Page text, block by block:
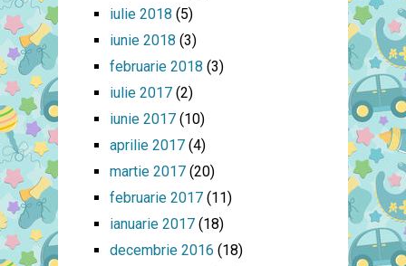
iulie 2018 (5)
iunie 2018 (3)
februarie 2018 (3)
iulie 2017(2)
iunie 2017(10)
aprilie 2017(4)
martie 2017(20)
februarie 2017(11)
ianuarie 2017(18)
decembrie 2016 (18)